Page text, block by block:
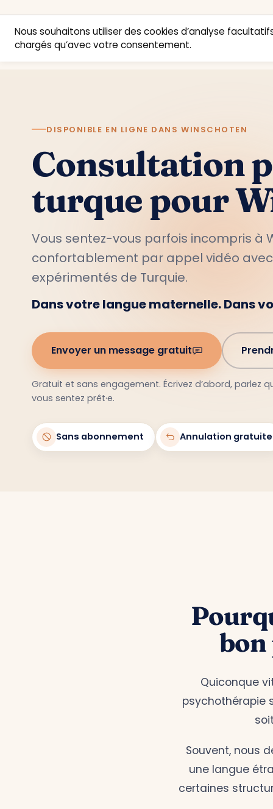
Consultation
turque pour
Vous sentez-vous parfois incompris à
confortablement par appel vidéo
expérimentés de Turquie.
Dans votre langue maternelle. Dans
Envoyer un message gratuit
Gratuit et sans engagement. Écrivez d’abord, parlez
vous sentez prêt·e.
Sans abonnement Annulation gratuite
bon
Quiconque
psychothérapie
Souvent, nous
une langue
certaines
Nous souhaitons utiliser des cookies d’analyse
chargés qu’avec votre consentement.